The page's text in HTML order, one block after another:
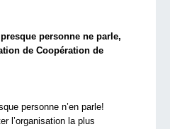
personne ne parle,
de Coopération de
personne n’en parle!
l’organisation la plus